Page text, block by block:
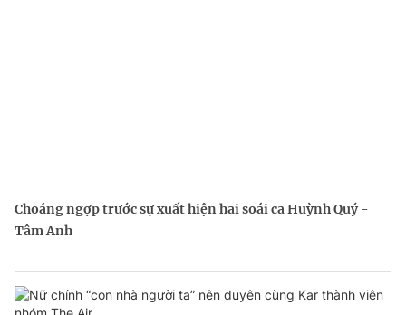
Choáng ngợp trước sự xuất hiện hai soái ca Huỳnh Quý -
Tâm Anh